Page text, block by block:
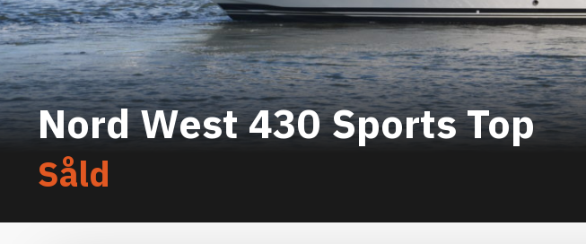
Nord West 430 Sports Top
Såld